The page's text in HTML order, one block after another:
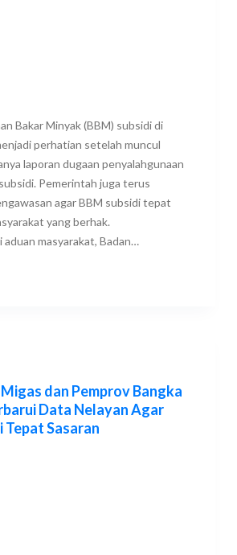
Bakar Minyak (BBM) subsidi di
perhatian setelah muncul
laporan dugaan penyalahgunaan
Pemerintah juga terus
agar BBM subsidi tepat
yang berhak.
masyarakat, Badan…
dan Pemprov Bangka
Data Nelayan Agar
Tepat Sasaran